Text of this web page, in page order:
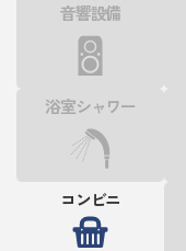
音響設備
浴室シャワー
コンビニ